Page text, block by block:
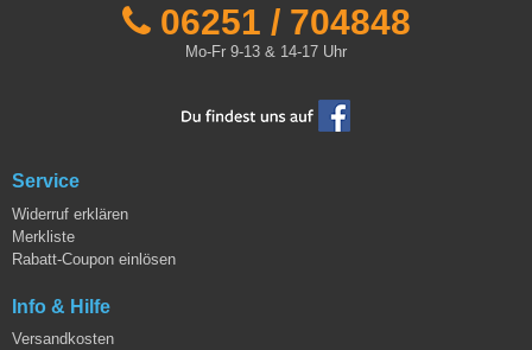
06251 / 704848
Mo-Fr 9-13 & 14-17 Uhr
Service
Widerruf erklären
Merkliste
Rabatt-Coupon einlösen
Info & Hilfe
Versandkosten